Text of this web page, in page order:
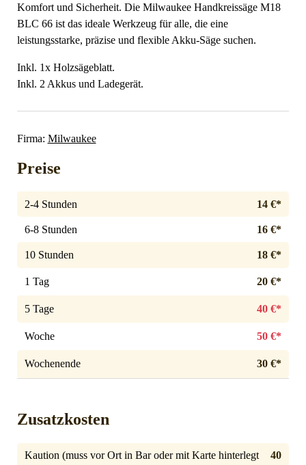
Komfort und Sicherheit. Die Milwaukee Handkreissäge M18
BLC 66 ist das ideale Werkzeug für alle, die eine
leistungsstarke, präzise und flexible Akku-Säge suchen.
Inkl. 1x Holzsägeblatt.
Inkl. 2 Akkus und Ladegerät.
Firma: Milwaukee
Preise
2-4 Stunden 14 €*
6-8 Stunden 16 €*
10 Stunden 18 €*
1 Tag 20 €*
5 Tage 40 €*
Woche 50 €*
Wochenende 30 €*
Zusatzkosten
Kaution (muss vor Ort in Bar oder mit Karte hinterlegt
40